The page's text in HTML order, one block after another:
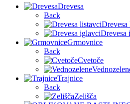
Drevesa
Back
Drevesa
Drevesa
Grmovnice
Back
Cvetoče
Trajnice
Back
Zelišča